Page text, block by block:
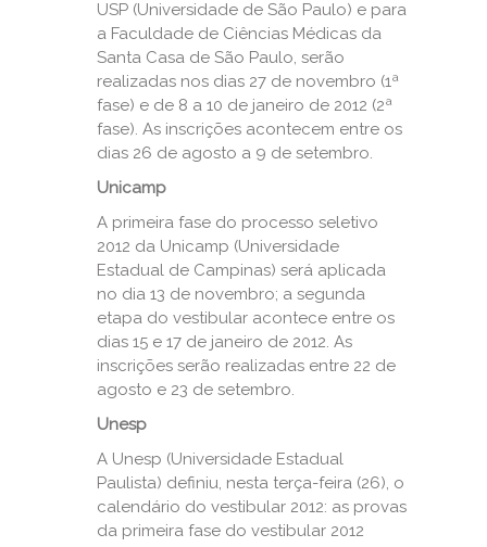
USP (Universidade de São Paulo) e para
a Faculdade de Ciências Médicas da
Santa Casa de São Paulo, serão
realizadas nos dias 27 de novembro (1ª
fase) e de 8 a 10 de janeiro de 2012 (2ª
fase). As inscrições acontecem entre os
dias 26 de agosto a 9 de setembro.
Unicamp
A primeira fase do processo seletivo
2012 da Unicamp (Universidade
Estadual de Campinas) será aplicada
no dia 13 de novembro; a segunda
etapa do vestibular acontece entre os
dias 15 e 17 de janeiro de 2012. As
inscrições serão realizadas entre 22 de
agosto e 23 de setembro.
Unesp
A Unesp (Universidade Estadual
Paulista) definiu, nesta terça-feira (26), o
calendário do vestibular 2012: as provas
da primeira fase do vestibular 2012